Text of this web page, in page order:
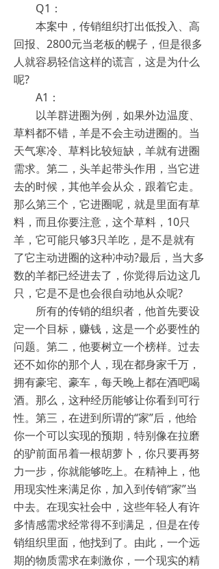
Q1：
本案中，传销组织打出低投入、高
回报、2800元当老板的幌子，但是很多
人就容易轻信这样的谎言，这是为什么
呢?
A1：
以羊群进圈为例，如果外边温度、
草料都不错，羊是不会主动进圈的。当
天气寒冷、草料比较短缺，羊就有进圈
需求。第二，头羊起带头作用，当它进
去的时候，其他羊会从众，跟着它走。
那么第三个，它进圈呢，就是里面有草
料，而且你要注意，这个草料，10只
羊，它可能只够3只羊吃，是不是就有
了它主动进圈的这种冲动?最后，当大多
数的羊都已经进去了，你觉得后边这几
只，它是不是也会很自动地从众呢?
所有的传销的组织者，他首先要设
定一个目标，赚钱，这是一个必要性的
问题。第二，他要树立一个榜样。过去
还不如你的那个人，现在都身家千万，
拥有豪宅、豪车，每天晚上都在酒吧喝
酒。那么，这种经历能够让你看到可行
性。第三，在进到所谓的“家”后，他给
你一个可以实现的预期，特别像在拉磨
的驴前面吊着一根胡萝卜，你只要再努
力一步，你就能够吃上。在精神上，他
用现实性来满足你，加入到传销“家”当
中去。在现实社会中，这些年轻人有许
多情感需求经常得不到满足，但是在传
销组织里面，他找到了。由此，一个远
期的物质需求在刺激你，一个现实的精